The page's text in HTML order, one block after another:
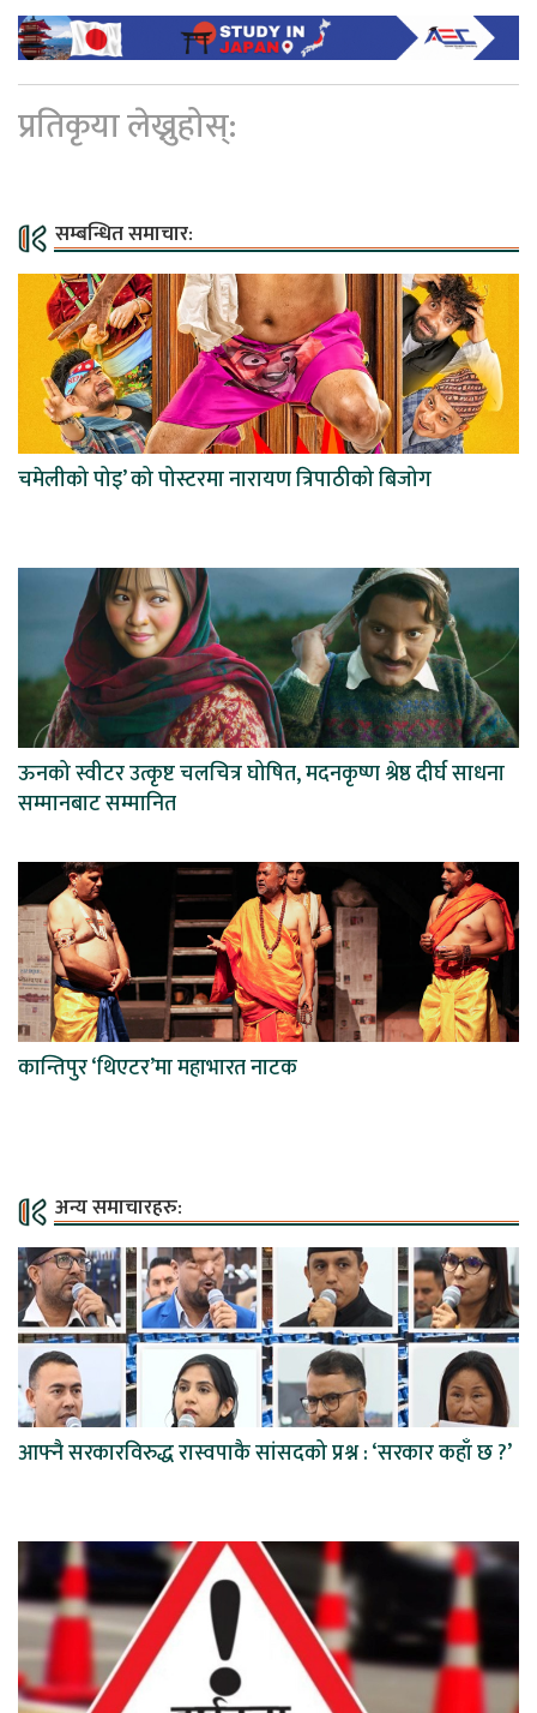
प्रतिकृया लेख्नुहोस्:
सम्बन्धित समाचार:
चमेलीको पोइ’ को पोस्टरमा नारायण त्रिपाठीको बिजोग
ऊनको स्वीटर उत्कृष्ट चलचित्र घोषित, मदनकृष्ण श्रेष्ठ दीर्घ साधना
सम्मानबाट सम्मानित
कान्तिपुर ‘थिएटर’मा महाभारत नाटक
अन्य समाचारहरु:
आफ्नै सरकारविरुद्ध रास्वपाकै सांसदको प्रश्न : ‘सरकार कहाँ छ ?’